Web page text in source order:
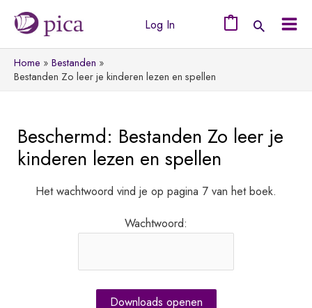
naar
de
inhoud
Log In
Home
Bestanden
Bestanden Zo leer je kinderen lezen en spellen
Beschermd: Bestanden Zo leer je
kinderen lezen en spellen
Het wachtwoord vind je op pagina 7 van het boek.
Wachtwoord: